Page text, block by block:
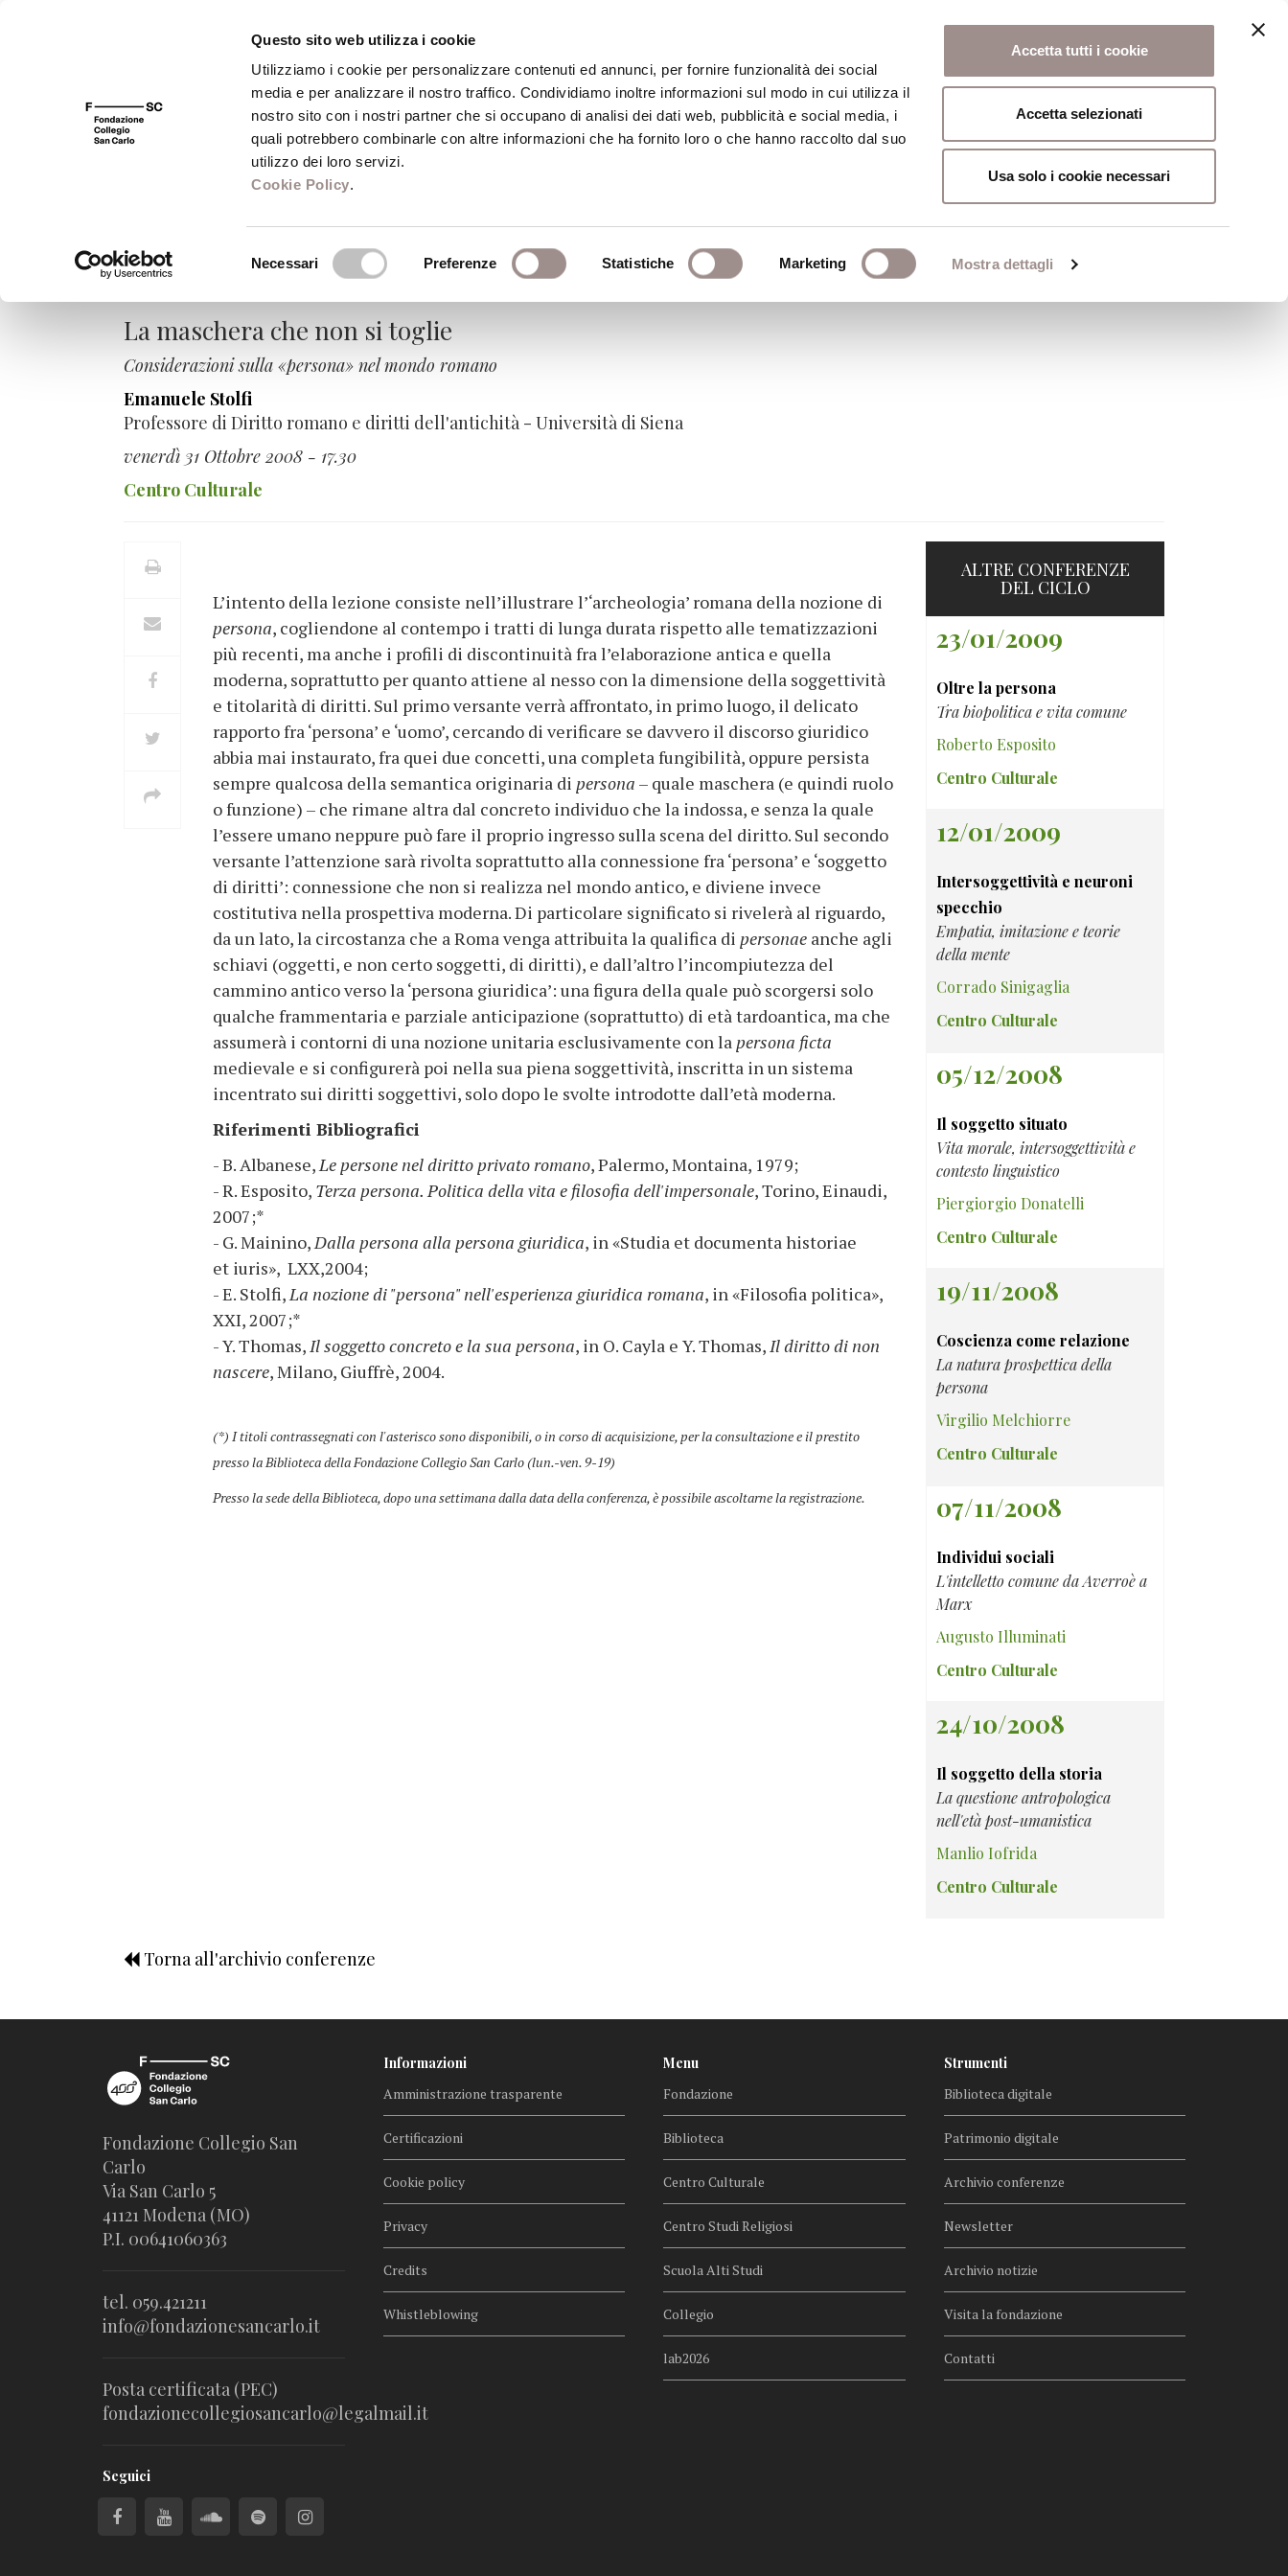
Questo sito web utilizza i cookie
Utilizziamo i cookie per personalizzare contenuti ed annunci, per fornire funzionalità dei social
media e per analizzare il nostro traffico. Condividiamo inoltre informazioni sul modo in cui utilizza il
nostro sito con i nostri partner che si occupano di analisi dei dati web, pubblicità e social media, i
quali potrebbero combinarle con altre informazioni che ha fornito loro o che hanno raccolto dal suo
utilizzo dei loro servizi.
Cookie Policy.
Necessari Preferenze Statistiche Marketing Mostra dettagli
Accetta tutti i cookie
Accetta selezionati
Usa solo i cookie necessari
FSC 400 Fondazione Biblioteca Centro Culturale Centro Studi Religiosi Scuola Alti Studi
Il ritorno della soggettività. Trasformazioni dell'individuo
nella cultura filosofica
La maschera che non si toglie
Considerazioni sulla «persona» nel mondo romano
Emanuele Stolfi
Professore di Diritto romano e diritti dell'antichità - Università di Siena
venerdì 31 Ottobre 2008 - 17.30
Centro Culturale
L’intento della lezione consiste nell’illustrare l’‘archeologia’ romana della nozione di
persona, cogliendone al contempo i tratti di lunga durata rispetto alle tematizzazioni
più recenti, ma anche i profili di discontinuità fra l’elaborazione antica e quella
moderna, soprattutto per quanto attiene al nesso con la dimensione della soggettività
e titolarità di diritti. Sul primo versante verrà affrontato, in primo luogo, il delicato
rapporto fra ‘persona’ e ‘uomo’, cercando di verificare se davvero il discorso giuridico
abbia mai instaurato, fra quei due concetti, una completa fungibilità, oppure persista
sempre qualcosa della semantica originaria di persona – quale maschera (e quindi ruolo
o funzione) – che rimane altra dal concreto individuo che la indossa, e senza la quale
l’essere umano neppure può fare il proprio ingresso sulla scena del diritto. Sul secondo
versante l’attenzione sarà rivolta soprattutto alla connessione fra ‘persona’ e ‘soggetto
di diritti’: connessione che non si realizza nel mondo antico, e diviene invece
costitutiva nella prospettiva moderna. Di particolare significato si rivelerà al riguardo,
da un lato, la circostanza che a Roma venga attribuita la qualifica di personae anche agli
schiavi (oggetti, e non certo soggetti, di diritti), e dall’altro l’incompiutezza del
cammino antico verso la ‘persona giuridica’: una figura della quale può scorgersi solo
qualche frammentaria e parziale anticipazione (soprattutto) di età tardoantica, ma che
assumerà i contorni di una nozione unitaria esclusivamente con la persona ficta
medievale e si configurerà poi nella sua piena soggettività, inscritta in un sistema
incentrato sui diritti soggettivi, solo dopo le svolte introdotte dall’età moderna.
Riferimenti Bibliografici
- B. Albanese,Le persone nel diritto privato romano, Palermo, Montaina, 1979;
- R. Esposito, Terza persona. Politica della vita e filosofia dell'impersonale, Torino, Einaudi,
2007;*
- G. Mainino,Dalla persona alla persona giuridica, in «Studia et documenta historiae
et iuris», LXX,2004;
- E. Stolfi,La nozione di "persona" nell'esperienza giuridica romana, in «Filosofia politica»,
XXI, 2007;*
- Y. Thomas,Il soggetto concreto e la sua persona, in O. Cayla e Y. Thomas,Il diritto di non
nascere, Milano, Giuffrè, 2004.
(*) I titoli contrassegnati con l'asterisco sono disponibili, o in corso di acquisizione, per la consultazione e il prestito
presso la Biblioteca della Fondazione Collegio San Carlo (lun.-ven. 9-19)
Presso la sede della Biblioteca, dopo una settimana dalla data della conferenza, è possibile ascoltarne la registrazione.
ALTRE CONFERENZE
DEL CICLO
23/01/2009
Oltre la persona
Tra biopolitica e vita comune
Roberto Esposito
Centro Culturale
12/01/2009
Intersoggettività e neuroni
specchio
Empatia, imitazione e teorie
della mente
Corrado Sinigaglia
Centro Culturale
05/12/2008
Il soggetto situato
Vita morale, intersoggettività e
contesto linguistico
Piergiorgio Donatelli
Centro Culturale
19/11/2008
Coscienza come relazione
La natura prospettica della
persona
Virgilio Melchiorre
Centro Culturale
07/11/2008
Individui sociali
L'intelletto comune da Averroè a
Marx
Augusto Illuminati
Centro Culturale
24/10/2008
Il soggetto della storia
La questione antropologica
nell'età post-umanistica
Manlio Iofrida
Centro Culturale
Torna all'archivio conferenze
Fondazione Collegio San
Carlo
Via San Carlo 5
41121 Modena (MO)
P.I. 00641060363
tel. 059.421211
info@fondazionesancarlo.it
Posta certificata (PEC)
fondazionecollegiosancarlo@legalmail.it
Seguici
Informazioni
Amministrazione trasparente
Certificazioni
Cookie policy
Privacy
Credits
Whistleblowing
Menu
Fondazione
Biblioteca
Centro Culturale
Centro Studi Religiosi
Scuola Alti Studi
Collegio
lab2026
Strumenti
Biblioteca digitale
Patrimonio digitale
Archivio conferenze
Newsletter
Archivio notizie
Visita la fondazione
Contatti